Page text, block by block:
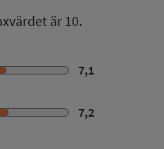
är 10.
7,1
7,2